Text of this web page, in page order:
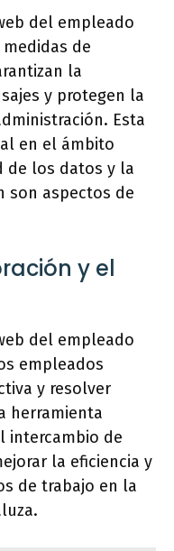
del empleado
de
la
y protegen la
Esta
en el ámbito
de los datos y la
son aspectos de
y el
del empleado
empleados
y resolver
herramienta
intercambio de
la eficiencia y
de trabajo en la